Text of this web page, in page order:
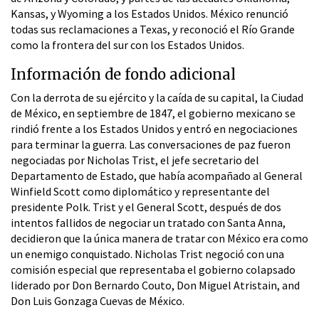
Kansas, y Wyoming a los Estados Unidos. México renunció
todas sus reclamaciones a Texas, y reconoció el Río Grande
como la frontera del sur con los Estados Unidos.
Información de fondo adicional
Con la derrota de su ejército y la caída de su capital, la Ciudad
de México, en septiembre de 1847, el gobierno mexicano se
rindió frente a los Estados Unidos y entró en negociaciones
para terminar la guerra. Las conversaciones de paz fueron
negociadas por Nicholas Trist, el jefe secretario del
Departamento de Estado, que había acompañado al General
Winfield Scott como diplomático y representante del
presidente Polk. Trist y el General Scott, después de dos
intentos fallidos de negociar un tratado con Santa Anna,
decidieron que la única manera de tratar con México era como
un enemigo conquistado. Nicholas Trist negoció con una
comisión especial que representaba el gobierno colapsado
liderado por Don Bernardo Couto, Don Miguel Atristain, and
Don Luis Gonzaga Cuevas de México.